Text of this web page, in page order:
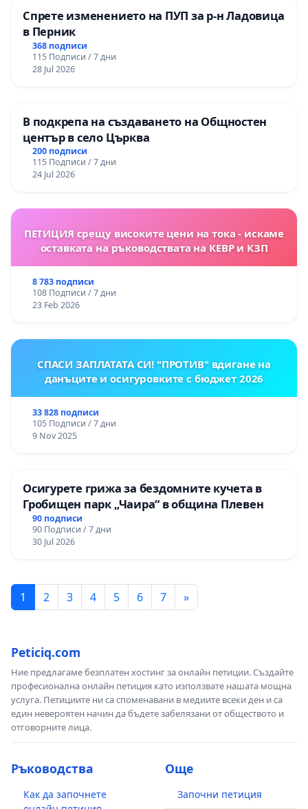
Спрете изменението на ПУП за р-н Ладовица
в Перник
368 подписи
115 Подписи / 7 дни
28 Jul 2026
В подкрепа на създаването на Общностен
център в село Църква
200 подписи
115 Подписи / 7 дни
24 Jul 2026
ПЕТИЦИЯ срещу високите цени на тока - искаме
оставката на ръководствата на КЕВР и КЗП
8 783 подписи
108 Подписи / 7 дни
23 Feb 2026
СПАСИ ЗАПЛАТАТА СИ! "ПРОТИВ" вдигане на
данъците и осигуровките с бюджет 2026
33 828 подписи
105 Подписи / 7 дни
9 Nov 2025
Осигурете грижа за бездомните кучета в
Гробищен парк „Чаира“ в община Плевен
90 подписи
90 Подписи / 7 дни
30 Jul 2026
1 2 3 4 5 6 7 »
Peticiq.com
Ние предлагаме безплатен хостинг за онлайн петиции. Създайте
професионална онлайн петиция като използвате нашата мощна
услуга. Петициите ни са споменавани в медиите всеки ден и са
един невероятен начин да бъдете забелязани от обществото и
отговорните лица.
Ръководства
Как да започнете
Още
Започни петиция